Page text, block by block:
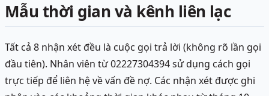
Mẫu thời gian và kênh liên lạc
Tất cả 8 nhận xét đều là cuộc gọi trả lời (không rõ lần gọi
đầu tiên). Nhân viên từ 02227304394 sử dụng cách gọi
trực tiếp để liên hệ về vấn đề nợ. Các nhận xét được ghi